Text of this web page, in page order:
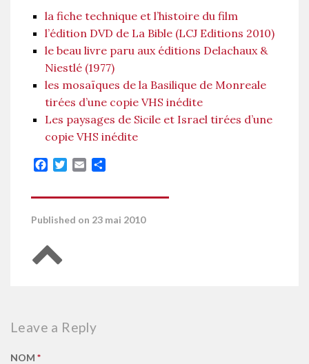
la fiche technique et l’histoire du film
l’édition DVD de La Bible (LCJ Editions 2010)
le beau livre paru aux éditions Delachaux &
Niestlé (1977)
les mosaïques de la Basilique de Monreale
tirées d’une copie VHS inédite
Les paysages de Sicile et Israel tirées d’une
copie VHS inédite
Facebook
TwitterEmail
Published on 23 mai 2010
Retour en haut de page
Leave a Reply
NOM *